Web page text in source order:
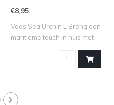
€8,95
Vaas Sea Urchin L Breng een
maritieme touch in huis met